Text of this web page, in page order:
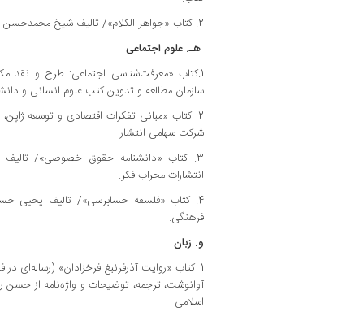
2. کتاب «جواهر الکلام»/ تالیف شیخ محمدحسن نجفی؛ تحقیق موسسه نشر اسلامی.
هـ. علوم اجتماعی
1.کتاب «معرفت‌شناسی اجتماعی: طرح و نقد
سازمان مطالعه و تدوین کتب علوم انسانی و
2. کتاب «مبانی تفکرات اقتصادی و توسعه
شرکت سهامی انتشار.
3. کتاب «دانشنامه حقوق خصوصی»/
انتشارات‌ محراب فکر.
4. کتاب «فلسفه حسابرسی»/ تالیف یحیی
فرهنگی.
و. زبان
1. کتاب «روایت آذرفرنبغ فرخزادان»
آوانوشت، ترجمه، توضیحات و واژه‌نامه از حسن
اسلامی